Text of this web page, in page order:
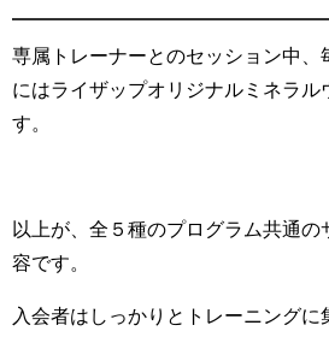
専属トレーナーとのセッション中、
にはライザップオリジナルミネラル
す。
以上が、全５種のプログラム共通
容です。
入会者はしっかりとトレーニング